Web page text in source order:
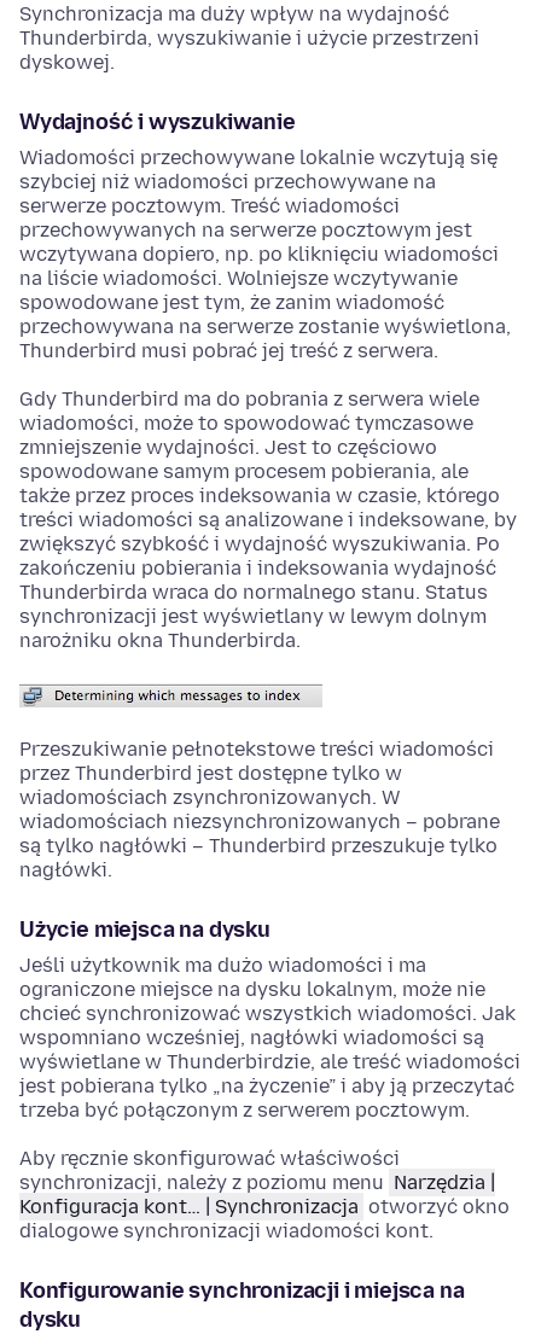
Synchronizacja ma duży wpływ na wydajność
Thunderbirda, wyszukiwanie i użycie przestrzeni
dyskowej.
Wydajność i wyszukiwanie
Wiadomości przechowywane lokalnie wczytują się
szybciej niż wiadomości przechowywane na
serwerze pocztowym. Treść wiadomości
przechowywanych na serwerze pocztowym jest
wczytywana dopiero, np. po kliknięciu wiadomości
na liście wiadomości. Wolniejsze wczytywanie
spowodowane jest tym, że zanim wiadomość
przechowywana na serwerze zostanie wyświetlona,
Thunderbird musi pobrać jej treść z serwera.
Gdy Thunderbird ma do pobrania z serwera wiele
wiadomości, może to spowodować tymczasowe
zmniejszenie wydajności. Jest to częściowo
spowodowane samym procesem pobierania, ale
także przez proces indeksowania w czasie, którego
treści wiadomości są analizowane i indeksowane, by
zwiększyć szybkość i wydajność wyszukiwania. Po
zakończeniu pobierania i indeksowania wydajność
Thunderbirda wraca do normalnego stanu. Status
synchronizacji jest wyświetlany w lewym dolnym
narożniku okna Thunderbirda.
Przeszukiwanie pełnotekstowe treści wiadomości
przez Thunderbird jest dostępne tylko w
wiadomościach zsynchronizowanych. W
wiadomościach niezsynchronizowanych – pobrane
są tylko nagłówki – Thunderbird przeszukuje tylko
nagłówki.
Użycie miejsca na dysku
Jeśli użytkownik ma dużo wiadomości i ma
ograniczone miejsce na dysku lokalnym, może nie
chcieć synchronizować wszystkich wiadomości. Jak
wspomniano wcześniej, nagłówki wiadomości są
wyświetlane w Thunderbirdzie, ale treść wiadomości
jest pobierana tylko „na życzenie” i aby ją przeczytać
trzeba być połączonym z serwerem pocztowym.
Aby ręcznie skonfigurować właściwości
synchronizacji, należy z poziomu menu Narzędzia |
Konfiguracja kont… | Synchronizacja otworzyć okno
dialogowe synchronizacji wiadomości kont.
Konfigurowanie synchronizacji i miejsca na
dysku